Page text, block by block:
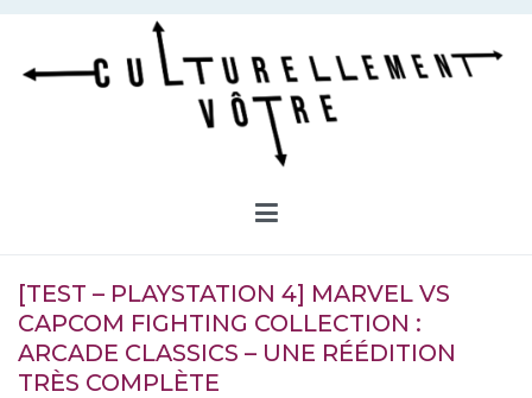
Aller
contenu
[TEST – PLAYSTATION 4] MARVEL VS
CAPCOM FIGHTING COLLECTION :
ARCADE CLASSICS – UNE RÉÉDITION
TRÈS COMPLÈTE